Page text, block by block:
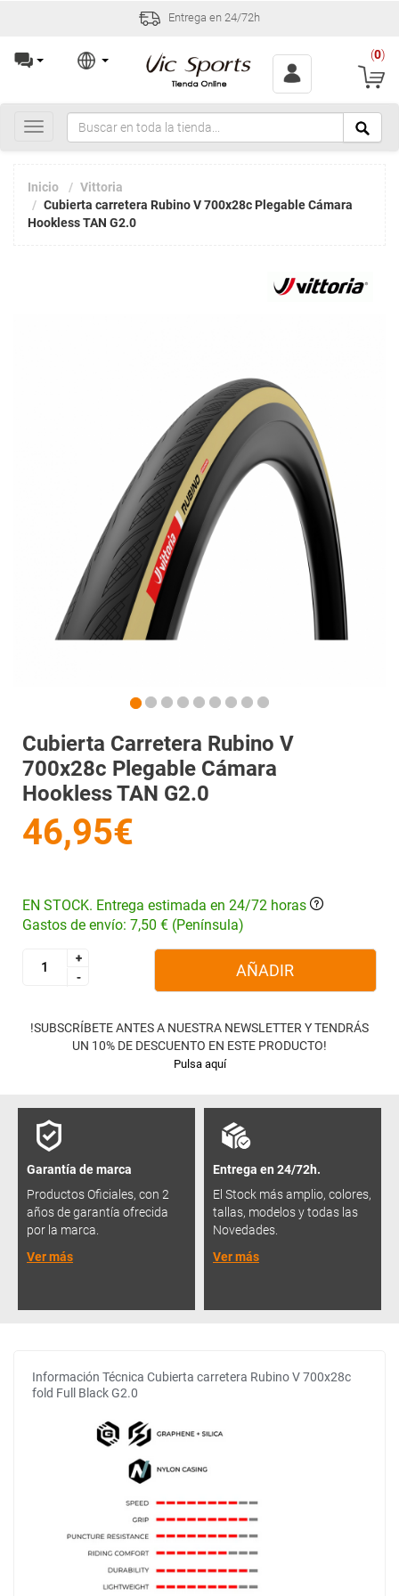
Incidencias y devoluciones en 30
(0)
Toggle
navigation
Inicio
Vittoria
Cubierta carretera Rubino V 700x28c Plegable Cámara
Hookless TAN G2.0
Cubierta Carretera Rubino V
700x28c Plegable Cámara
Hookless TAN G2.0
46,95€
EN STOCK. Entrega estimada en 24/72 horas
Gastos de envío: 7,50 € (Península)
+
-
+
-
AÑADIR
!SUBSCRÍBETE ANTES A NUESTRA NEWSLETTER Y TENDRÁS
UN 10% DE DESCUENTO EN ESTE PRODUCTO!
Pulsa aquí
Garantía de marca
Productos Oficiales, con 2
años de garantía ofrecida
por la marca.
Ver más
Entrega en 24/72h.
El Stock más amplio, colores,
tallas, modelos y todas las
Novedades.
Ver más
Información Técnica Cubierta carretera Rubino V 700x28c
fold Full Black G2.0